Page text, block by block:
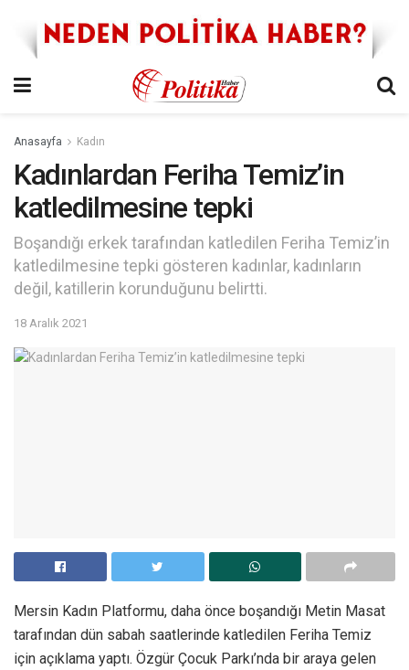
Anasayfa Kadın
Kadınlardan Feriha Temiz’in
katledilmesine tepki
Boşandığı erkek tarafından katledilen Feriha Temiz’in
katledilmesine tepki gösteren kadınlar, kadınların
değil, katillerin korunduğunu belirtti.
18 Aralık 2021
Mersin Kadın Platformu, daha önce boşandığı Metin Masat
tarafından dün sabah saatlerinde katledilen Feriha Temiz
için açıklama yaptı. Özgür Çocuk Parkı’nda bir araya gelen